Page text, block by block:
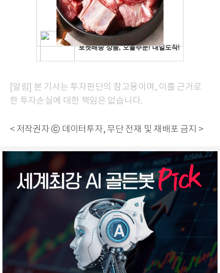
[알림] 본 기사는 투자판단의 참고용이며, 이를 근거로
한 투자손실에 대한 책임은 없습니다.
< 저작권자 ⓒ 데이터투자, 무단 전재 및 재배포 금지 >